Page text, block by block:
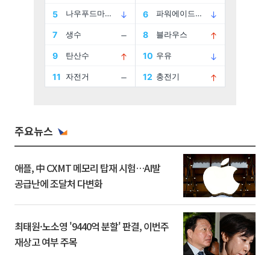
주요뉴스
애플, 中 CXMT 메모리 탑재 시험…AI발
공급난에 조달처 다변화
최태원·노소영 '9440억 분할' 판결, 이번주
재상고 여부 주목